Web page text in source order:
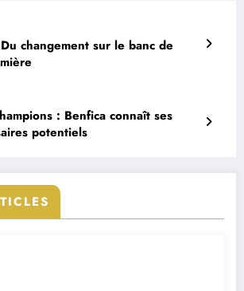
changement sur le banc de
: Benfica connaît ses
potentiels